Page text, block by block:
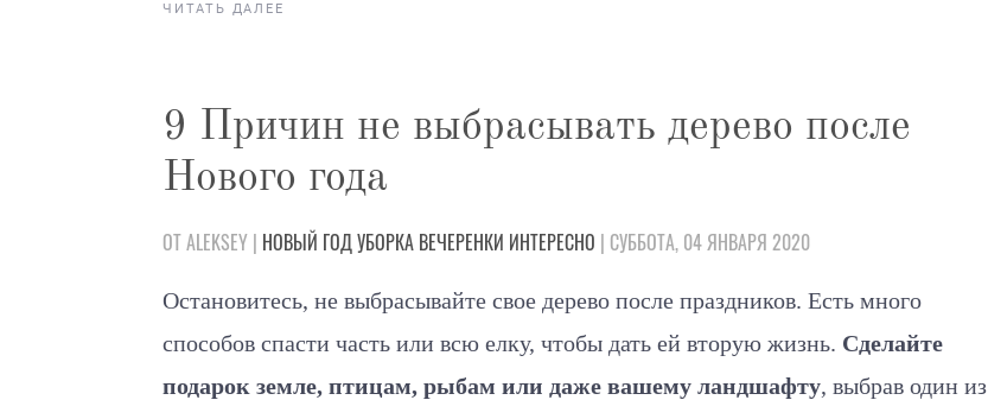
ЧИТАТЬ ДАЛЕЕ
9 Причин не выбрасывать дерево после
Нового года
ОТ ALEKSEY | НОВЫЙ ГОДУБОРКА ВЕЧЕРЕНКИ ИНТЕРЕСНО | СУББОТА, 04 ЯНВАРЯ 2020
Остановитесь, не выбрасывайте свое дерево после праздников. Есть много
способов спасти часть или всю елку, чтобы дать ей вторую жизнь. Сделайте
подарок земле, птицам, рыбам или даже вашему ландшафту, выбрав один из